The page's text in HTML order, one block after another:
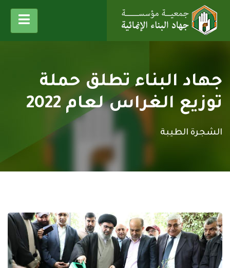
جهاد البناء تطلق حملة
توزيع الغراس لعام 2022
الشجرة الطيبة